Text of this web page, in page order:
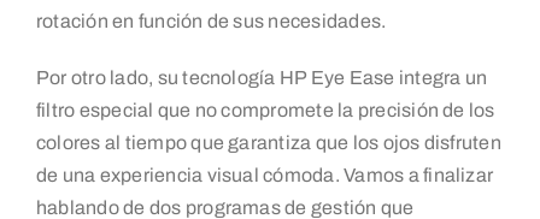
rotación en función de sus necesidades.
Por otro lado, su tecnología HP Eye Ease integra un
filtro especial que no compromete la precisión de los
colores al tiempo que garantiza que los ojos disfruten
de una experiencia visual cómoda. Vamos a finalizar
hablando de dos programas de gestión que